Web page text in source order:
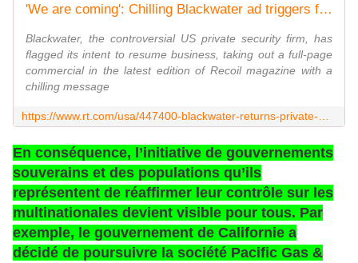
'We are coming': Chilling Blackwater ad triggers fears of Trump seeking to privatize Mideast wars
Blackwater, the controversial US private security firm, has
flagged its intent to resume business, taking out a full-page
commercial in the latest edition of Recoil magazine with a
chilling message
En conséquence, l’initiative de gouvernements
souverains et des populations qu’ils
représentent de réaffirmer leur contrôle sur les
multinationales devient visible pour tous. Par
exemple, le gouvernement de Californie a
décidé de poursuivre la société Pacific Gas &